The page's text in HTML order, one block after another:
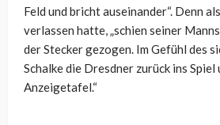
Feld und bricht auseinander“. Denn
verlassen hatte, „schien seiner
der Stecker gezogen. Im Gefühl des
Schalke die Dresdner zurück ins Spiel
Anzeigetafel.“